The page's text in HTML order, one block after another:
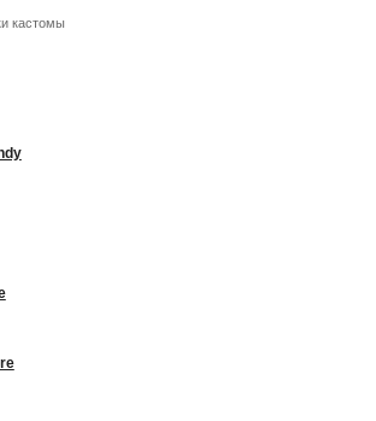
кастомы